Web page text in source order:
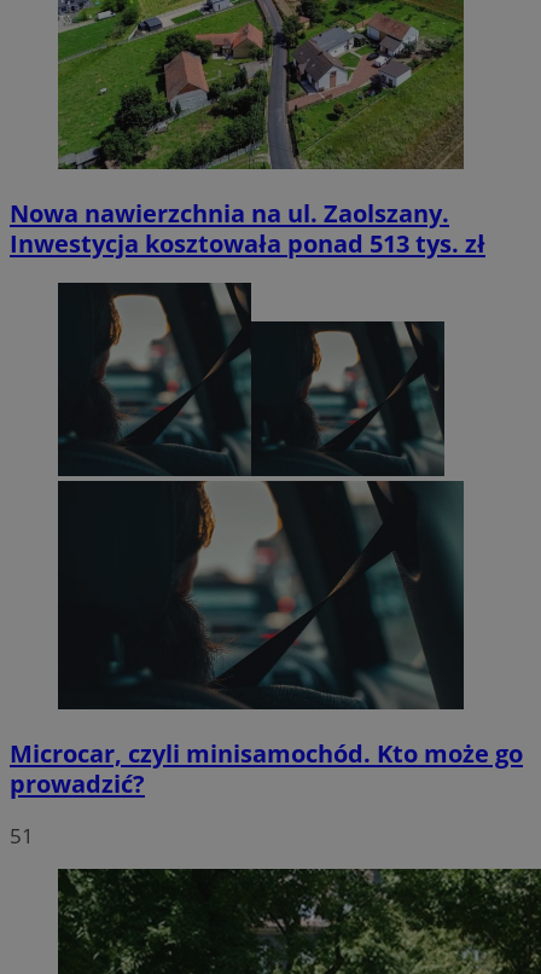
Nowa nawierzchnia na ul. Zaolszany.
Inwestycja kosztowała ponad 513 tys. zł
Microcar, czyli minisamochód. Kto może go
prowadzić?
51